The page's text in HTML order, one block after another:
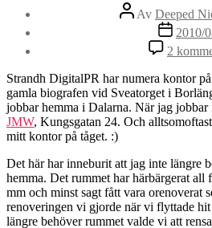
Inläggsförfattare
Av Deeped
2010/
2
Strandh DigitalPR har numera kontor på
gamla biografen vid Sveatorget i
jobbar hemma i Dalarna. När jag
JMW, Kungsgatan 24. Och
mitt kontor på tåget. :)
Det här har inneburit att jag inte längre
hemma. Det rummet har härbärgerat all
mm och minst sagt fått vara orenoverat
renoveringen vi gjorde när vi flyttade
längre behöver rummet valde vi att